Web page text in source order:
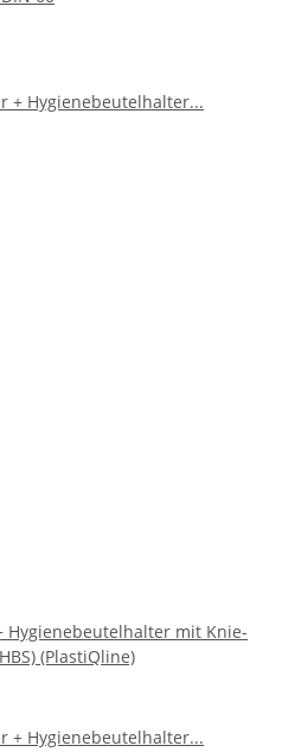
Hygienebeutelhalter mit Knie-
(PlastiQline)